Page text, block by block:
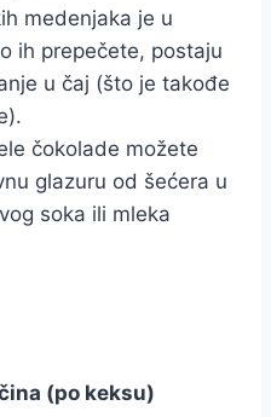
medenjaka je u
ih prepečete, postaju
u čaj (što je takođe
čokolade možete
glazuru od šećera u
soka ili mleka
(po keksu)